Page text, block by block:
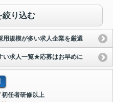
絞り込む
規模が多い求人企業を厳選
い求人一覧★応募はお早めに
任者研修以上